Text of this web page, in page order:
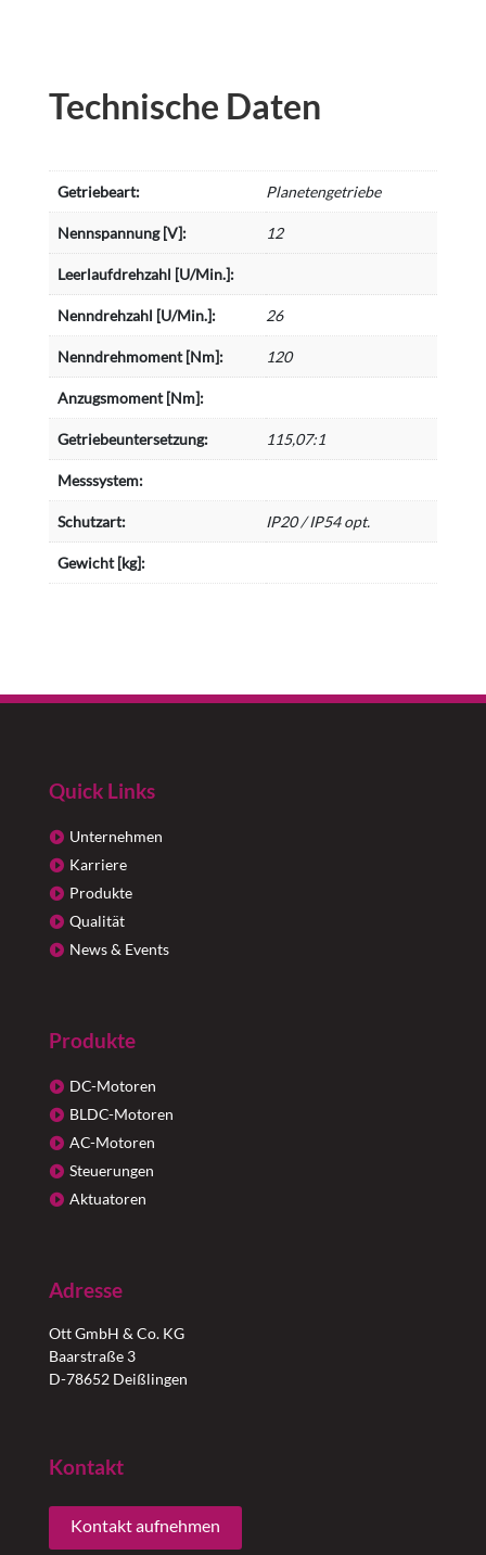
Technische Daten
Getriebeart: Planetengetriebe
Nennspannung [V]: 12
Leerlaufdrehzahl [U/Min.]:
Nenndrehzahl [U/Min.]: 26
Nenndrehmoment [Nm]: 120
Anzugsmoment [Nm]:
Getriebeuntersetzung: 115,07:1
Messsystem:
Schutzart: IP20 / IP54 opt.
Gewicht [kg]:
Quick Links
Unternehmen
Karriere
Produkte
Qualität
News & Events
Produkte
DC-Motoren
BLDC-Motoren
AC-Motoren
Steuerungen
Aktuatoren
Adresse
Ott GmbH & Co. KG
Baarstraße 3
D-78652 Deißlingen
Kontakt
Kontakt aufnehmen